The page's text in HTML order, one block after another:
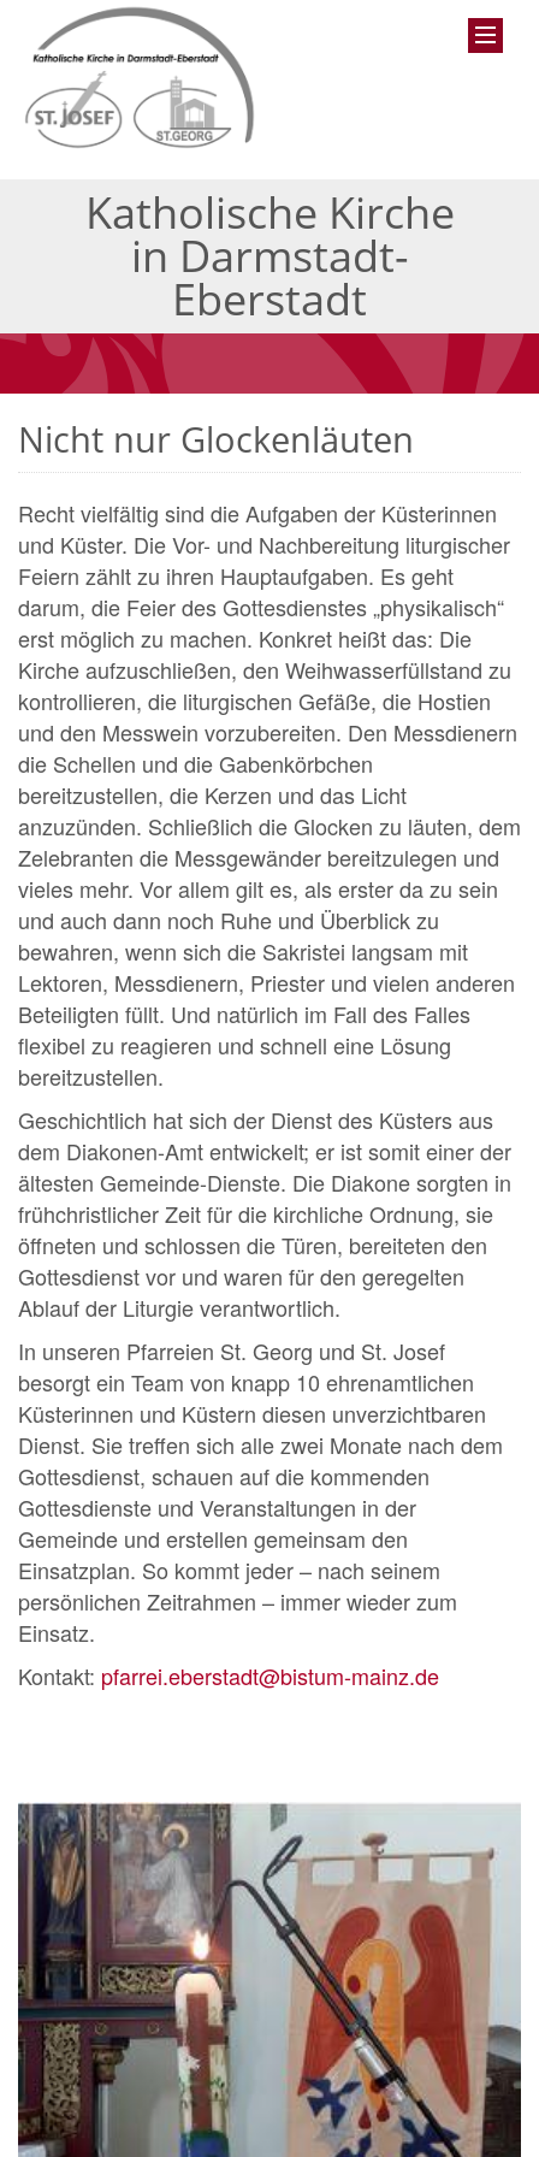
Katholische Kirche
in Darmstadt-
Eberstadt
Nicht nur Glockenläuten
Recht vielfältig sind die Aufgaben der Küsterinnen
und Küster. Die Vor- und Nachbereitung liturgischer
Feiern zählt zu ihren Hauptaufgaben. Es geht
darum, die Feier des Gottesdienstes „physikalisch“
erst möglich zu machen. Konkret heißt das: Die
Kirche aufzuschließen, den Weihwasserfüllstand zu
kontrollieren, die liturgischen Gefäße, die Hostien
und den Messwein vorzubereiten. Den Messdienern
die Schellen und die Gabenkörbchen
bereitzustellen, die Kerzen und das Licht
anzuzünden. Schließlich die Glocken zu läuten, dem
Zelebranten die Messgewänder bereitzulegen und
vieles mehr. Vor allem gilt es, als erster da zu sein
und auch dann noch Ruhe und Überblick zu
bewahren, wenn sich die Sakristei langsam mit
Lektoren, Messdienern, Priester und vielen anderen
Beteiligten füllt. Und natürlich im Fall des Falles
flexibel zu reagieren und schnell eine Lösung
bereitzustellen.
Geschichtlich hat sich der Dienst des Küsters aus
dem Diakonen-Amt entwickelt; er ist somit einer der
ältesten Gemeinde-Dienste. Die Diakone sorgten in
frühchristlicher Zeit für die kirchliche Ordnung, sie
öffneten und schlossen die Türen, bereiteten den
Gottesdienst vor und waren für den geregelten
Ablauf der Liturgie verantwortlich.
In unseren Pfarreien St. Georg und St. Josef
besorgt ein Team von knapp 10 ehrenamtlichen
Küsterinnen und Küstern diesen unverzichtbaren
Dienst. Sie treffen sich alle zwei Monate nach dem
Gottesdienst, schauen auf die kommenden
Gottesdienste und Veranstaltungen in der
Gemeinde und erstellen gemeinsam den
Einsatzplan. So kommt jeder – nach seinem
persönlichen Zeitrahmen – immer wieder zum
Einsatz.
Kontakt: pfarrei.eberstadt@bistum-mainz.de